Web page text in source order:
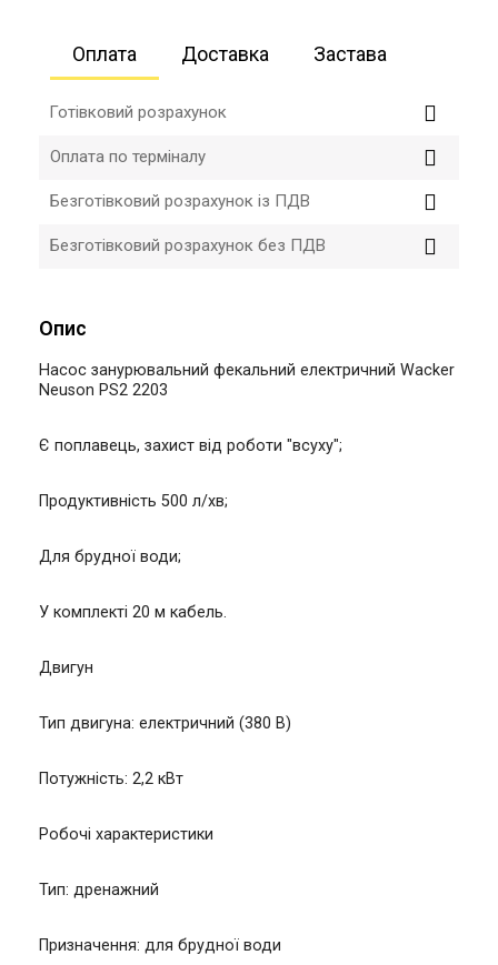
Оплата Доставка Застава
Готівковий розрахунок
Оплата по терміналу
Безготівковий розрахунок із ПДВ
Безготівковий розрахунок без ПДВ
Опис
Насос занурювальний фекальний електричний Wacker
Neuson PS2 2203
Є поплавець, захист від роботи "всуху";
Продуктивність 500 л/хв;
Для брудної води;
У комплекті 20 м кабель.
Двигун
Тип двигуна: електричний (380 В)
Потужність: 2,2 кВт
Робочі характеристики
Тип: дренажний
Призначення: для брудної води